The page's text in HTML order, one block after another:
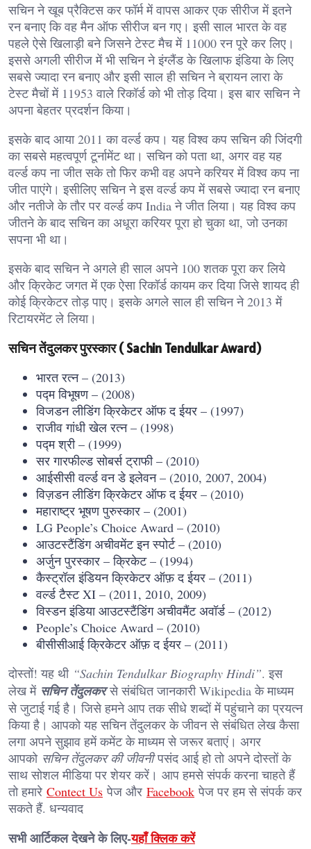
सचिन ने खूब प्रैक्टिस कर फॉर्म में वापस आकर एक सीरीज में इतने
रन बनाए कि वह मैन ऑफ सीरीज बन गए। इसी साल भारत के वह
पहले ऐसे खिलाड़ी बने जिसने टेस्ट मैच में 11000 रन पूरे कर लिए।
इससे अगली सीरीज में भी सचिन ने इंग्लैंड के खिलाफ इंडिया के लिए
सबसे ज्यादा रन बनाए और इसी साल ही सचिन ने ब्रायन लारा के
टेस्ट मैचों में 11953 वाले रिकॉर्ड को भी तोड़ दिया। इस बार सचिन ने
अपना बेहतर प्रदर्शन किया।
इसके बाद आया 2011 का वर्ल्ड कप। यह विश्व कप सचिन की जिंदगी
का सबसे महत्वपूर्ण टूर्नामेंट था। सचिन को पता था, अगर वह यह
वर्ल्ड कप ना जीत सके तो फिर कभी वह अपने करियर में विश्व कप ना
जीत पाएंगे। इसीलिए सचिन ने इस वर्ल्ड कप में सबसे ज्यादा रन बनाए
और नतीजे के तौर पर वर्ल्ड कप India ने जीत लिया। यह विश्व कप
जीतने के बाद सचिन का अधूरा करियर पूरा हो चुका था, जो उनका
सपना भी था।
इसके बाद सचिन ने अगले ही साल अपने 100 शतक पूरा कर लिये
और क्रिकेट जगत में एक ऐसा रिकॉर्ड कायम कर दिया जिसे शायद ही
कोई क्रिकेटर तोड़ पाए। इसके अगले साल ही सचिन ने 2013 में
रिटायरमेंट ले लिया।
सचिन तेंदुलकर पुरस्कार ( Sachin Tendulkar Award)
भारत रत्‍न – (2013)
पद्म विभूषण – (2008)
विजडन लीडिंग क्रिकेटर ऑफ द ईयर – (1997)
राजीव गांधी खेल रत्न – (1998)
पद्म श्री – (1999)
सर गारफील्ड सोबर्स ट्राफी – (2010)
आईसीसी वर्ल्ड वन डे इलेवन – (2010, 2007, 2004)
विज़डन लीडिंग क्रिकेटर ऑफ द ईयर – (2010)
महाराष्ट्र भूषण पुरुस्कार – (2001)
LG People’s Choice Award – (2010)
आउटस्टैंडिंग अचीवमेंट इन स्पोर्ट – (2010)
अर्जुन पुरस्कार – क्रिकेट – (1994)
कैस्ट्रॉल इंडियन क्रिकेटर ऑफ़ द ईयर – (2011)
वर्ल्ड टैस्ट XI – (2011, 2010, 2009)
विस्डन इंडिया आउटस्टैंडिंग अचीवमैंट अवॉर्ड – (2012)
People’s Choice Award – (2010)
बीसीसीआई क्रिकेटर ऑफ़ द ईयर – (2011)
दोस्तों! यह थी “Sachin Tendulkar Biography Hindi”. इस
लेख में सचिन तेंदुलकरसे संबंधित जानकारी Wikipedia के माध्यम
से जुटाई गई है। जिसे हमने आप तक सीधे शब्दों में पहुंचाने का प्रयत्न
किया है। आपको यह सचिन तेंदुलकर के जीवन से संबंधित लेख कैसा
लगा अपने सुझाव हमें कमेंट के माध्यम से जरूर बताएं। अगर
आपको सचिन तेंदुलकर की जीवनीपसंद आई हो तो अपने दोस्तों के
साथ सोशल मीडिया पर शेयर करें। आप हमसे संपर्क करना चाहते हैं
तो हमारे Contect Us पेज और Facebook पेज पर हम से संपर्क कर
सकते हैं. धन्यवाद
सभी आर्टिकल देखने के लिए-यहाँ क्लिक करें